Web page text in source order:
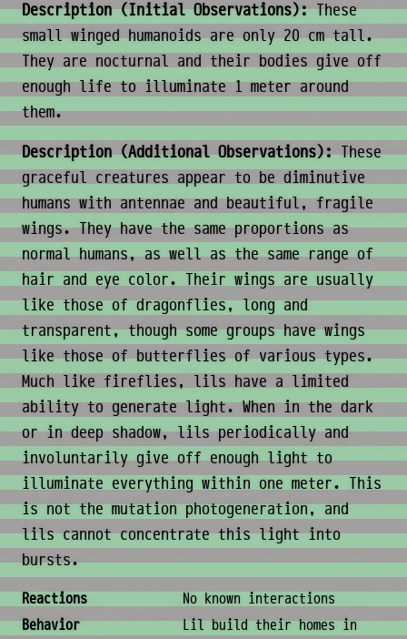
Description (Initial Observations):These
small winged humanoids are only 20 cm tall.
They are nocturnal and their bodies give off
enough life to illuminate 1 meter around
them.
Description (Additional Observations):These
graceful creatures appear to be diminutive
humans with antennae and beautiful, fragile
wings. They have the same proportions as
normal humans, as well as the same range of
hair and eye color. Their wings are usually
like those of dragonflies, long and
transparent, though some groups have wings
like those of butterflies of various types.
Much like fireflies, lils have a limited
ability to generate light. When in the dark
or in deep shadow, lils periodically and
involuntarily give off enough light to
illuminate everything within one meter. This
is not the mutation photogeneration, and
lils cannot concentrate this light into
bursts.
Behavior & Society
Reactions
No known interactions
Behavior
Lil build their homes in